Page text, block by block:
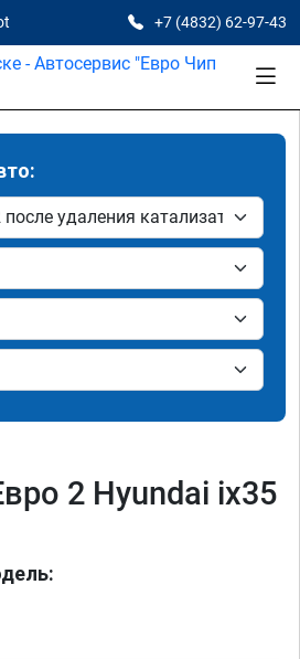
+7 (4832) 62-97-43
2 Hyundai ix35